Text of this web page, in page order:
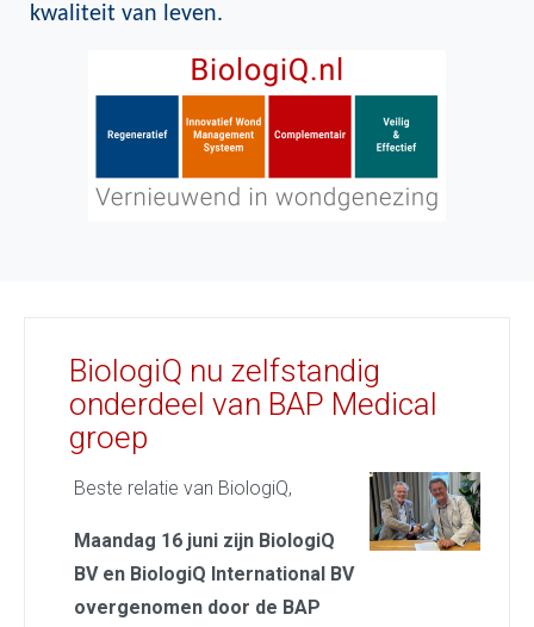
kwaliteit van leven.
BiologiQ nu zelfstandig
onderdeel van BAP Medical
groep
Beste relatie van BiologiQ,
Maandag 16 juni zijn BiologiQ
BV en BiologiQ International BV
overgenomen door de BAP